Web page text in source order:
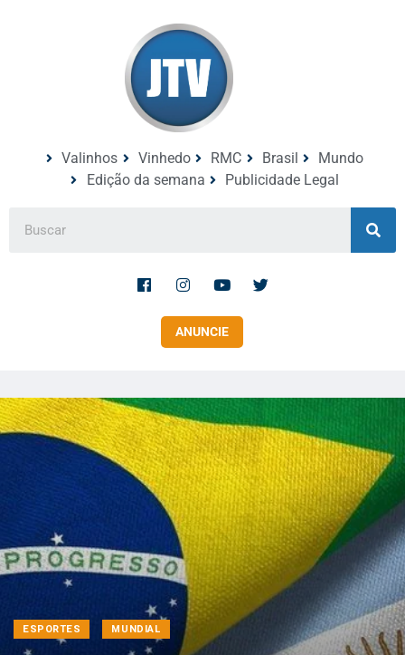
Valinhos Vinhedo RMC Brasil
Mundo
Edição da semana
Publicidade Legal
ANUNCIE
ESPORTES MUNDIAL